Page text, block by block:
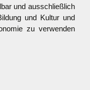
und ausschließlich
und Kultur und
zu verwenden